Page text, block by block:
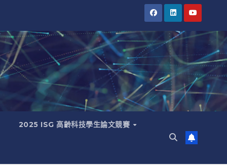
2025 ISG 高齡科技學生論文競賽